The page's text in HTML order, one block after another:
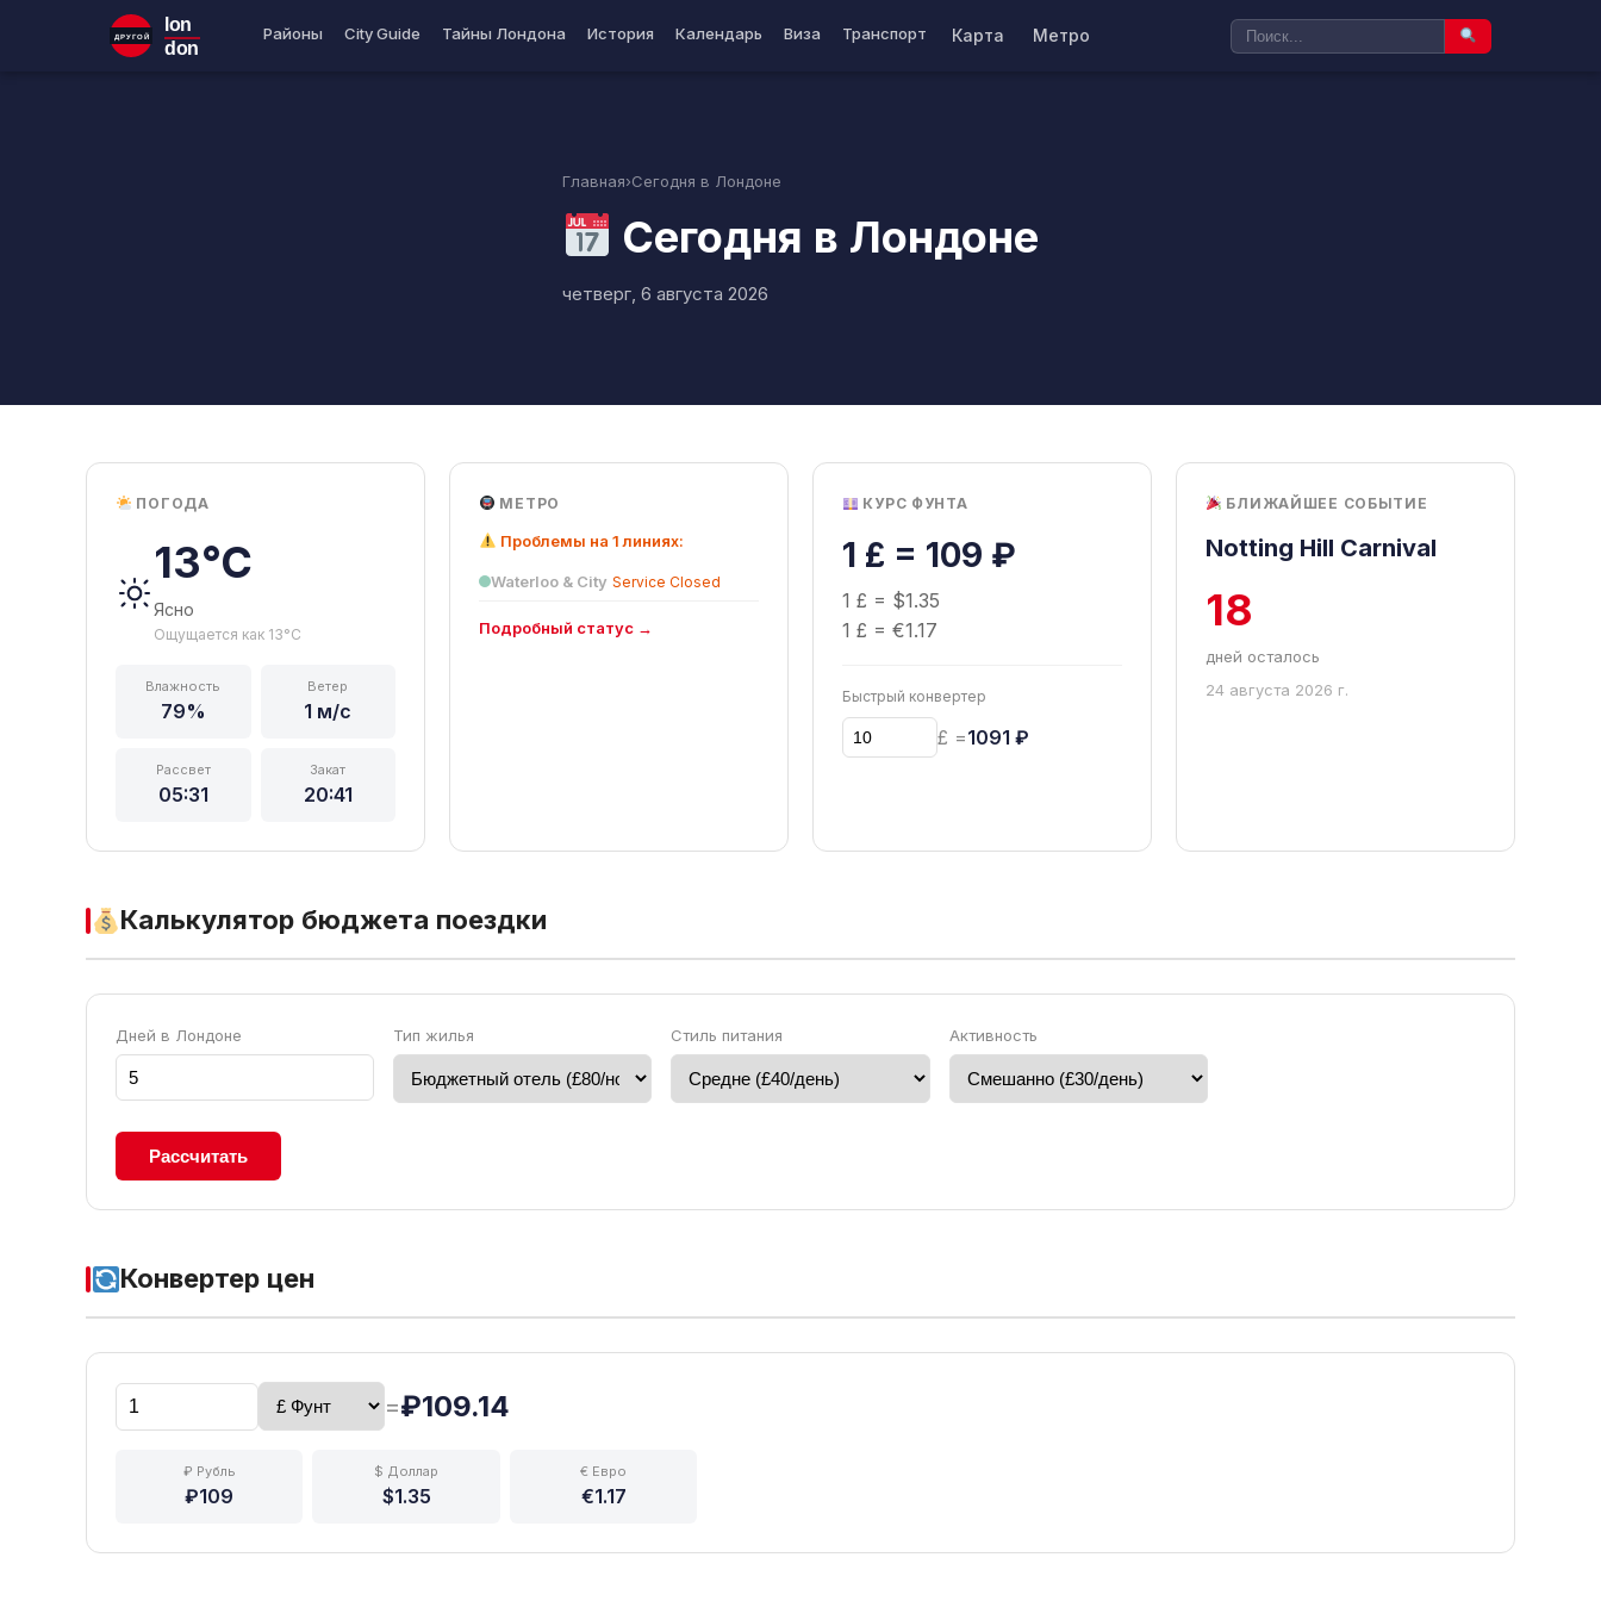
ДРУГОЙ
lon
don
Районы City Guide Тайны Лондона История Календарь Виза Транспорт Карта Метро
Главная›Сегодня в Лондоне
Сегодня в Лондоне
четверг, 6 августа 2026
ПОГОДА
13°C
Ясно
Ощущается как 13°C
Влажность
79%
Ветер
1 м/с
Рассвет
05:31
Закат
20:41
МЕТРО
Проблемы на 1 линиях:
Waterloo & City Service Closed
Подробный статус →
КУРС ФУНТА
1 £ = 109 ₽
1 £ = $1.35
1 £ = €1.17
Быстрый конвертер
£ =1091 ₽
БЛИЖАЙШЕЕ СОБЫТИЕ
Notting Hill Carnival
18
дней осталось
24 августа 2026 г.
Калькулятор бюджета поездки
Дней в Лондоне Тип жилья Стиль питания Активность
Рассчитать
Конвертер цен
=₽109.14
₽ Рубль
₽109
$ Доллар
$1.35
€ Евро
€1.17